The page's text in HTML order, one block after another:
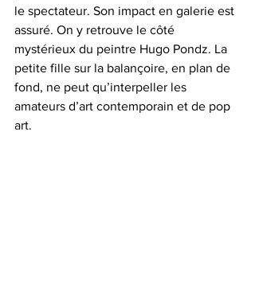
le spectateur. Son impact en galerie est
assuré. On y retrouve le côté
mystérieux du peintre Hugo Pondz. La
petite fille sur la balançoire, en plan de
fond, ne peut qu’interpeller les
amateurs d’art contemporain et de pop
art.